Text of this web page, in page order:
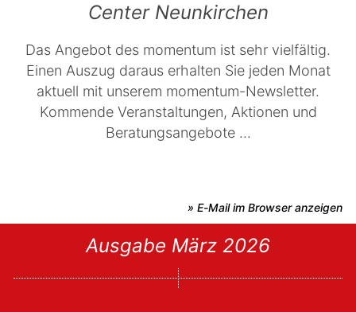
Center Neunkirchen
Das Angebot des momentum ist sehr vielfältig.
Einen Auszug daraus erhalten Sie jeden Monat
aktuell mit unserem momentum-Newsletter.
Kommende Veranstaltungen, Aktionen und
Beratungsangebote ...
» E-Mail im Browser anzeigen
Ausgabe März 2026